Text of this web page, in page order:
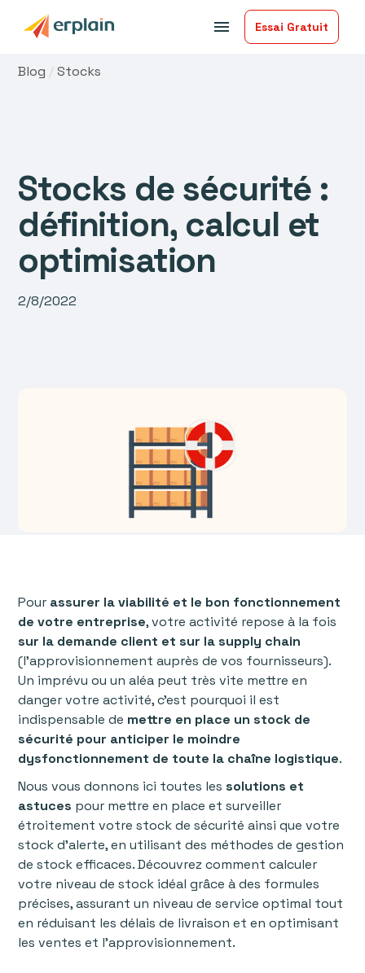
menu Essai Gratuit
Blog /Stocks
Stocks de sécurité :
définition, calcul et
optimisation
2/8/2022
Pour assurer la viabilité et le bon fonctionnement
de votre entreprise, votre activité repose à la fois
sur la demande client et sur la supply chain
(l’approvisionnement auprès de vos fournisseurs).
Un imprévu ou un aléa peut très vite mettre en
danger votre activité, c’est pourquoi il est
indispensable de mettre en place un stock de
sécurité pour anticiper le moindre
dysfonctionnement de toute la chaîne logistique.
Nous vous donnons ici toutes lessolutions et
astuces pour mettre en place et surveiller
étroitement votre stock de sécurité ainsi que votre
stock d’alerte, en utilisant des méthodes de gestion
de stock efficaces. Découvrez comment calculer
votre niveau de stock idéal grâce à des formules
précises, assurant un niveau de service optimal tout
en réduisant les délais de livraison et en optimisant
les ventes et l'approvisionnement.